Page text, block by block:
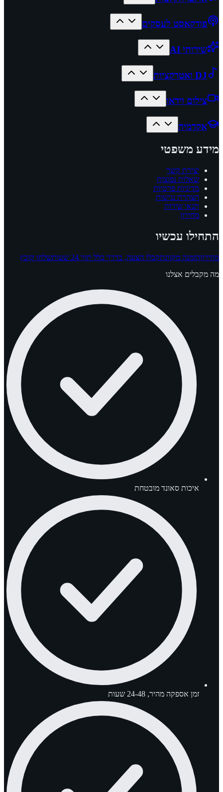
פודקאסט לעסקים
שירותי AI
DJ ואטרקציות
צילום וידאו
אקדמיה
מידע משפטי
יצירת קשר
שאלות נפוצות
מדיניות פרטיות
הצהרת נגישות
תנאי שירות
מחירון
התחילו עכשיו
מחירוןהזמנה מקוונתקבלו הצעה, בדרך כלל תוך 24 שעות
שלחו קובץ
מה מקבלים אצלנו
איכות סאונד מובטחת
זמן אספקה מהיר, 24-48 שעות